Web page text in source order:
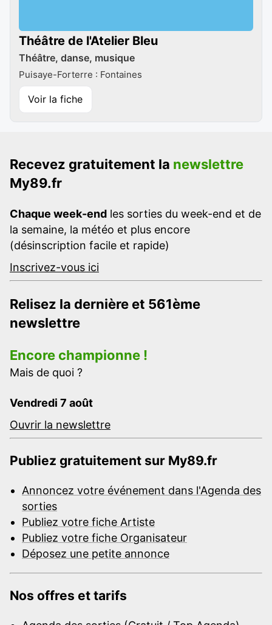
Théâtre de l'Atelier Bleu
Théâtre, danse, musique
Puisaye-Forterre : Fontaines
Voir la fiche
Recevez gratuitement la newslettre
My89.fr
Chaque week-end les sorties du week-end et de
la semaine, la météo et plus encore
(désinscription facile et rapide)
Inscrivez-vous ici
Relisez la dernière et 561ème
newslettre
Encore championne !
Mais de quoi ?
Vendredi 7 août
Ouvrir la newslettre
Publiez gratuitement sur My89.fr
Annoncez votre événement dans l'Agenda des
sorties
Publiez votre fiche Artiste
Publiez votre fiche Organisateur
Déposez une petite annonce
Nos offres et tarifs